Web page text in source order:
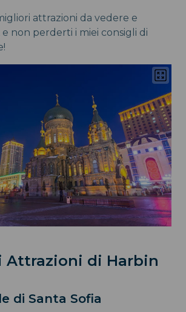
attrazioni da vedere e
non perderti i miei consigli di
Attrazioni di Harbin
di Santa Sofia